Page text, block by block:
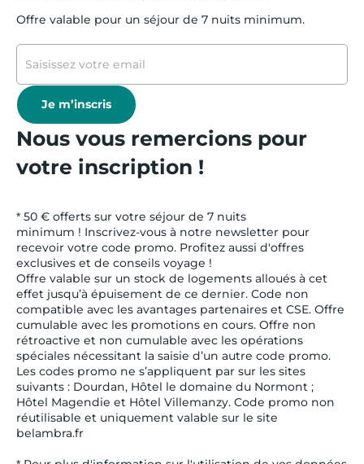
Offre valable pour un séjour de 7 nuits minimum.
Je m’inscris
Nous vous remercions pour
votre inscription !
* 50 € offerts sur votre séjour de 7 nuits
minimum ! Inscrivez-vous à notre newsletter pour
recevoir votre code promo. Profitez aussi d'offres
exclusives et de conseils voyage !
Offre valable sur un stock de logements alloués à cet
effet jusqu’à épuisement de ce dernier. Code non
compatible avec les avantages partenaires et CSE. Offre
cumulable avec les promotions en cours. Offre non
rétroactive et non cumulable avec les opérations
spéciales nécessitant la saisie d’un autre code promo.
Les codes promo ne s’appliquent par sur les sites
suivants : Dourdan, Hôtel le domaine du Normont ;
Hôtel Magendie et Hôtel Villemanzy. Code promo non
réutilisable et uniquement valable sur le site
belambra.fr